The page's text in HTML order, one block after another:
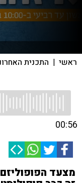
ראשי | התכנית
00:56
מצעד